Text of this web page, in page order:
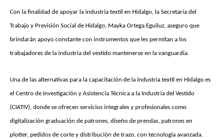
Con la finalidad de apoyar la industria textil en Hidalgo, la Secretaría del
Trabajo y Previsión Social de Hidalgo, Mayka Ortega Eguiluz, aseguro que
brindarán apoyo constante con instrumentos que les permitan a los
trabajadores de la industria del vestido mantenerse en la vanguardia.
Una de las alternativas para la capacitación de la industria textil en Hidalgo es
el Centro de Investigación y Asistencia Técnica a la Industria del Vestido
(CIATIV), donde se ofrecen servicios integrales y profesionales como
digitalización graduación de patrones, diseño de prendas, patrones en
plotter, pedidos de corte y distribución de trazo, con tecnología avanzada.